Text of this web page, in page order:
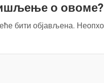
о овоме?
бити објављена.